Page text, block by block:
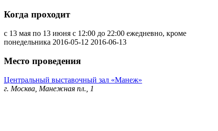
Когда проходит
с 13 мая по 13 июня с 12:00 до 22:00 ежедневно, кроме
понедельника 2016-05-12 2016-06-13
Место проведения
Центральный выставочный зал «Манеж»
г. Москва, Манежная пл., 1